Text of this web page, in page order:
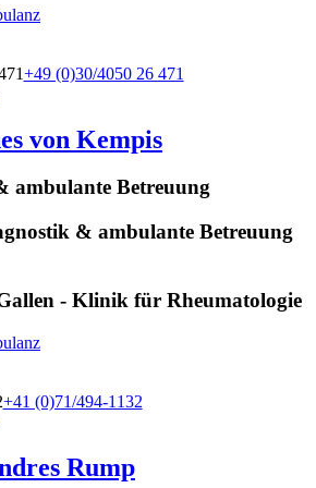
+49 (0)30/4050 26 471
von Kempis
ambulante Betreuung
& ambulante Betreuung
- Klinik für Rheumatologie
+41 (0)71/494-1132
Rump